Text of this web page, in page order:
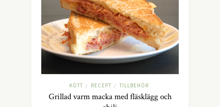
KÖTT / RECEPT / TILLBEHÖR
Grillad varm macka med fläsklägg och